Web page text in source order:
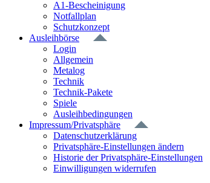
A1-Bescheinigung
Notfallplan
Schutzkonzept
Ausleihbörse
Login
Allgemein
Metalog
Technik
Technik-Pakete
Spiele
Ausleihbedingungen
Impressum/Privatsphäre
Datenschutzerklärung
Privatsphäre-Einstellungen ändern
Historie der Privatsphäre-Einstellungen
Einwilligungen widerrufen